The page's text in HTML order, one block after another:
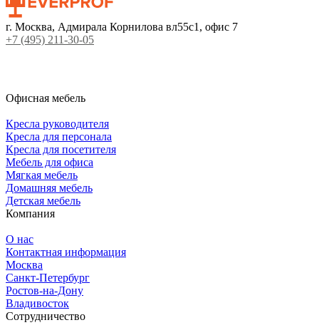
г. Москва, Адмирала Корнилова вл55с1, офис 7
+7 (495) 211-30-05
Офисная мебель
Кресла руководителя
Кресла для персонала
Кресла для посетителя
Мебель для офиса
Мягкая мебель
Домашняя мебель
Детская мебель
Компания
О нас
Контактная информация
Москва
Санкт-Петербург
Ростов-на-Дону
Владивосток
Сотрудничество